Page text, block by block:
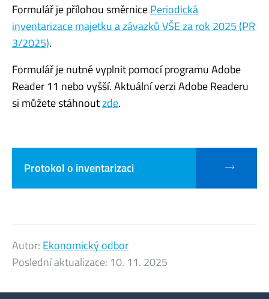
Formulář je přílohou směrnicePeriodická
inventarizace majetku a závazků VŠE za rok 2025 (PR
3/2025).
Formulář je nutné vyplnit pomocí programu Adobe
Reader 11 nebo vyšší. Aktuální verzi Adobe Readeru
si můžete stáhnoutzde.
Protokol o inventarizaci
Autor: Ekonomický odbor
Poslední aktualizace: 10. 11. 2025